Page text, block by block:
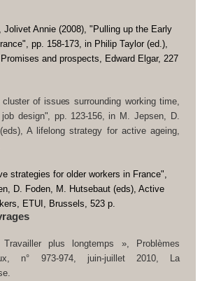
Jolivet Annie (2008), "Pulling up the Early
pp. 158-173, in Philip Taylor (ed.),
and prospects , Edward Elgar, 227
cluster of issues surrounding working time,
design", pp. 123-156, in M. Jepsen, D.
A lifelong strategy for active ageing,
strategies for older workers in France",
D. Foden, M. Hutsebaut (eds), Active
, ETUI, Brussels, 523 p.
plus longtemps »,
Problèmes
, n° 973-974, juin-juillet 2010, La